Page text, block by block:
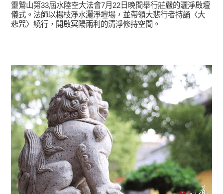
靈鷲山第33屆水陸空大法會7月22日晚間舉行莊嚴的灑淨啟壇
儀式。法師以楊枝淨水灑淨壇場，並帶領大悲行者持誦〈大
悲咒〉繞行，開啟冥陽兩利的清淨修持空間。
學習分享